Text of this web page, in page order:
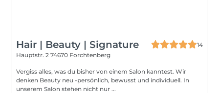
Hair | Beauty | Signature
14
Hauptstr. 2 74670 Forchtenberg
Vergiss alles, was du bisher von einem Salon kanntest. Wir
denken Beauty neu -persönlich, bewusst und individuell. In
unserem Salon stehen nicht nur ...